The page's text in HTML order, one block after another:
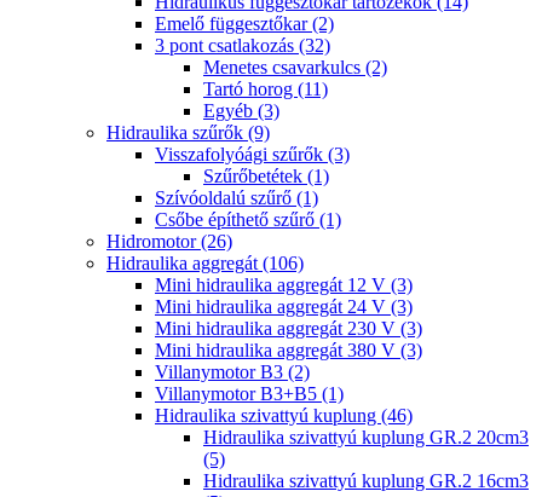
Emelő függesztőkar (2)
3 pont csatlakozás (32)
Menetes csavarkulcs (2)
Tartó horog (11)
Egyéb (3)
Hidraulika szűrők (9)
Visszafolyóági szűrők (3)
Szűrőbetétek (1)
Szívóoldalú szűrő (1)
Csőbe építhető szűrő (1)
Hidromotor (26)
Hidraulika aggregát (106)
Mini hidraulika aggregát 12 V (3)
Mini hidraulika aggregát 24 V (3)
Mini hidraulika aggregát 230 V (3)
Mini hidraulika aggregát 380 V (3)
Villanymotor B3 (2)
Villanymotor B3+B5 (1)
Hidraulika szivattyú kuplung (46)
Hidraulika szivattyú kuplung GR.2 20cm3
(5)
Hidraulika szivattyú kuplung GR.2 16cm3